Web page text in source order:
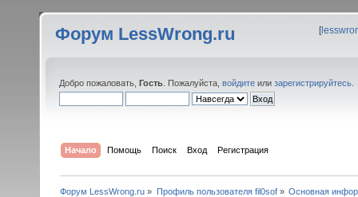
Форум LessWrong.ru [
Добро пожаловать, Гость . Пожалуйста, войдите или зарегистрируйтесь
Начало Помощь Поиск Вход Регистрация
Форум LessWrong.ru » Профиль пользователя fil0sof» Основная